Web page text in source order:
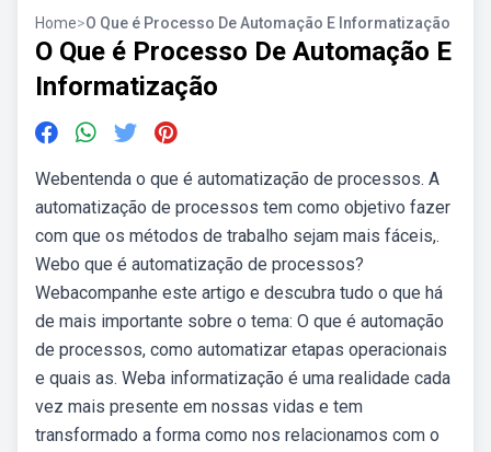
Home>O Que é Processo De Automação E Informatização
O Que é Processo De Automação E
Informatização
Webentenda o que é automatização de processos. A
automatização de processos tem como objetivo fazer
com que os métodos de trabalho sejam mais fáceis,.
Webo que é automatização de processos?
Webacompanhe este artigo e descubra tudo o que há
de mais importante sobre o tema: O que é automação
de processos, como automatizar etapas operacionais
e quais as. Weba informatização é uma realidade cada
vez mais presente em nossas vidas e tem
transformado a forma como nos relacionamos com o